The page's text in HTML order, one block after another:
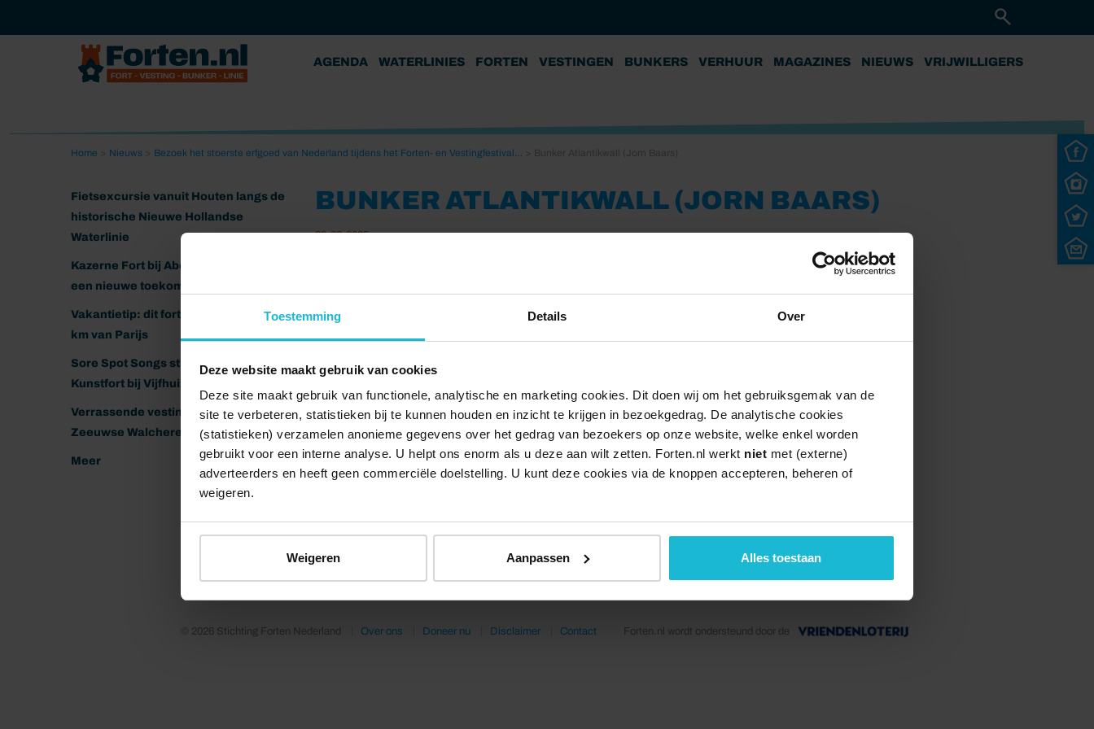
Toestemming Details Over
Deze website maakt gebruik van cookies
Deze site maakt gebruik van functionele, analytische en marketing cookies. Dit doen wij om het gebruiksgemak van de
site te verbeteren, statistieken bij te kunnen houden en inzicht te krijgen in bezoekgedrag. De analytische cookies
(statistieken) verzamelen anonieme gegevens over het gedrag van bezoekers op onze website, welke enkel worden
gebruikt voor een interne analyse. U helpt ons enorm als u deze aan wilt zetten. Forten.nl werkt niet met (externe)
adverteerders en heeft geen commerciële doelstelling. U kunt deze cookies via de knoppen accepteren, beheren of
weigeren.
Weigeren Aanpassen Alles toestaan
AGENDA WATERLINIES FORTEN VESTINGEN BUNKERS VERHUUR MAGAZINES NIEUWS VRIJWILLIGERS
Home Nieuws Bezoek het stoerste erfgoed van Nederland tijdens het Forten- en Vestingfestival…
Fietsexcursie vanuit Houten langs de
historische Nieuwe Hollandse
Waterlinie
Kazerne Fort bij Abcoude klaar voor
een nieuwe toekomst
Vakantietip: dit fort ligt nog geen 20
km van Parijs
Sore Spot Songs strijkt neer op het
Kunstfort bij Vijfhuizen
Verrassende vestingen van het
Zeeuwse Walcheren
Meer
BUNKER ATLANTIKWALL (JORN BAARS)
28-08-2025
© 2026 Stichting Forten Nederland Over ons Doneer nu Disclaimer Contact Forten.nl wordt ondersteund door de